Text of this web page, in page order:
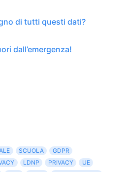
di tutti questi dati?
dall’emergenza!
SCUOLA
GDPR
LDNP PRIVACY
UE